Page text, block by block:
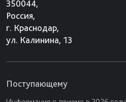
350044,
Россия,
г. Краснодар,
ул. Калинина, 13
Поступающему